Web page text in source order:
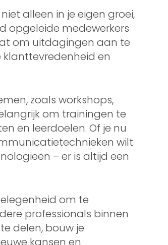
alleen in je eigen groei,
opgeleide medewerkers
om uitdagingen aan te
en
zoals workshops,
om trainingen te
en leerdoelen. Of je nu
wilt
– er is altijd een
om te
professionals binnen
delen, bouw je
kansen en